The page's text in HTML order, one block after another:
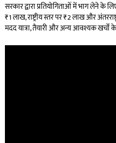
सरकार द्वारा प्रतियोगिताओं में भाग लेने के
₹1 लाख, राष्ट्रीय स्तर पर ₹2 लाख और
मदद यात्रा, तैयारी और अन्य आवश्यक खर्चों